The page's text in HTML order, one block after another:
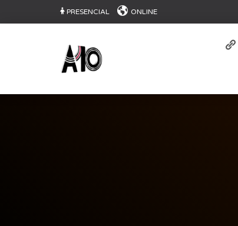
PRESENCIAL ONLINE